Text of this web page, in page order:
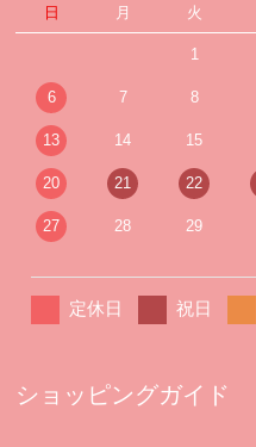
日 月 火
1
6 7 8
13 14 15
20 21 22
27 28 29
定休日 祝日
ショッピングガイド